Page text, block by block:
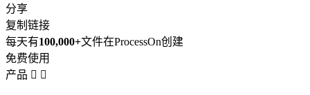
分享
复制链接
每天有100,000+文件在ProcessOn创建
免费使用
产品  